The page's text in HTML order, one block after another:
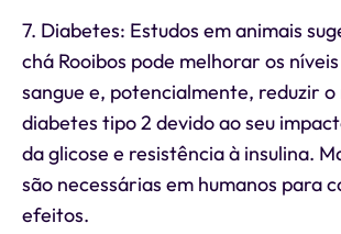
7. Diabetes: Estudos em animais
chá Rooibos pode melhorar os
sangue e, potencialmente, reduzir o
diabetes tipo 2 devido ao seu
da glicose e resistência à insulina.
são necessárias em humanos para
efeitos.